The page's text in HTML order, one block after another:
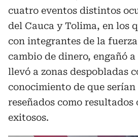
cuatro eventos distintos
del Cauca y Tolima, en los
con integrantes de la
cambio de dinero, engañó
llevó a zonas despobladas
conocimiento de que serían
reseñados como resultados
exitosos.